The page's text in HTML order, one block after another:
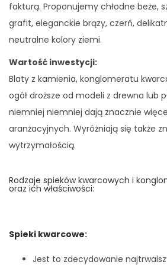
fakturą. Proponujemy chłodne beże,
grafit, eleganckie brązy, czerń,
neutralne kolory ziemi.
Wartość inwestycji:
Blaty z kamienia, konglomeratu
ogół droższe od modeli z drewna lub
niemniej niemniej dają znacznie
aranżacyjnych. Wyróżniają się także
wytrzymałością.
Rodzaje spieków kwarcowych i
oraz ich właściwości:
Spieki kwarcowe:
Jest to zdecydowanie